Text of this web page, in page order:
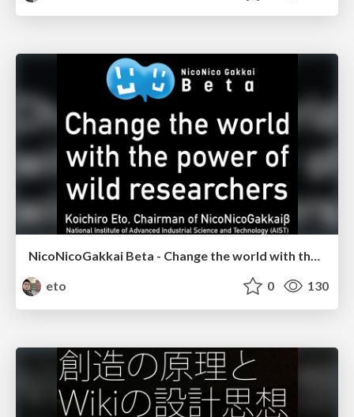
NicoNicoGakkai Beta - Change the world with the power of wild researchers
eto
0 130